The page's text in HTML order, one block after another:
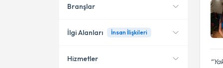
Çankaya
Etimesgut
Konumuma yakın uzmanları
Branşlar
Psikoloji
İlgi Alanları İnsan İlişkileri
Hizmetler